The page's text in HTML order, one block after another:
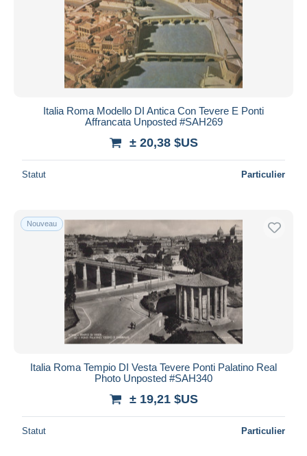
Italia Roma Modello DI Antica Con Tevere E Ponti
Affrancata Unposted #SAH269
± 20,38 $US
Statut Particulier
Nouveau
Italia Roma Tempio DI Vesta Tevere Ponti Palatino Real
Photo Unposted #SAH340
± 19,21 $US
Statut Particulier